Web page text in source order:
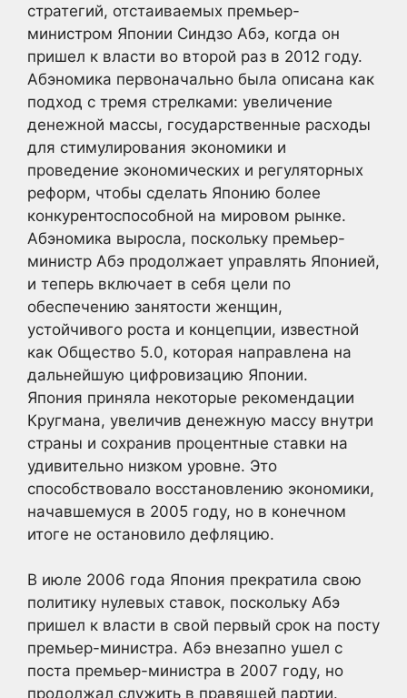
стратегий, отстаиваемых премьер-
министром Японии Синдзо Абэ, когда он
пришел к власти во второй раз в 2012 году.
Абэномика первоначально была описана как
подход с тремя стрелками: увеличение
денежной массы, государственные расходы
для стимулирования экономики и
проведение экономических и регуляторных
реформ, чтобы сделать Японию более
конкурентоспособной на мировом рынке.
Абэномика выросла, поскольку премьер-
министр Абэ продолжает управлять Японией,
и теперь включает в себя цели по
обеспечению занятости женщин,
устойчивого роста и концепции, известной
как Общество 5.0, которая направлена на
дальнейшую цифровизацию Японии.
Япония приняла некоторые рекомендации
Кругмана, увеличив денежную массу внутри
страны и сохранив процентные ставки на
удивительно низком уровне. Это
способствовало восстановлению экономики,
начавшемуся в 2005 году, но в конечном
итоге не остановило дефляцию.
В июле 2006 года Япония прекратила свою
политику нулевых ставок, поскольку Абэ
пришел к власти в свой первый срок на посту
премьер-министра. Абэ внезапно ушел с
поста премьер-министра в 2007 году, но
продолжал служить в правящей партии.